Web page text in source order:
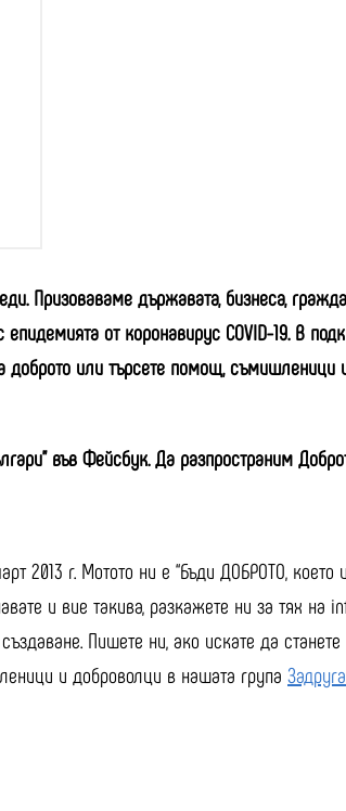
Призоваваме държавата, бизнеса,
от коронавирус COVID-19. В
доброто или търсете помощ,
във Фейсбук. Да разпространим
2013 г. Мотото ни е “Бъди ДОБРОТО,
и вие такива, разкажете ни за тях на
Пишете ни, ако искате да
и доброволци в нашата група